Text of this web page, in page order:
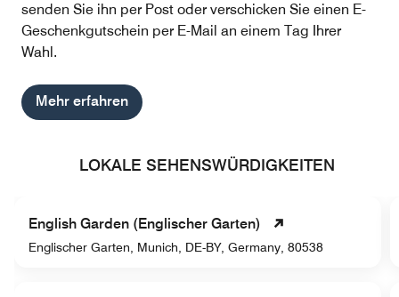
senden Sie ihn per Post oder verschicken Sie einen E-
Geschenkgutschein per E-Mail an einem Tag Ihrer
Wahl.
Mehr erfahren
LOKALE SEHENSWÜRDIGKEITEN
English Garden (Englischer Garten)
Englischer Garten, Munich, DE-BY, Germany, 80538